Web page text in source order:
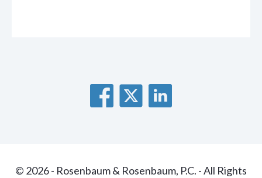
© 2026 - Rosenbaum & Rosenbaum, P.C. - All Rights